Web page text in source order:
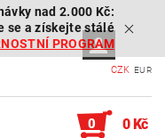
nad 2.000 Kč:
se a získejte stálé
PROGRAM
CZK EUR
0 0 Kč